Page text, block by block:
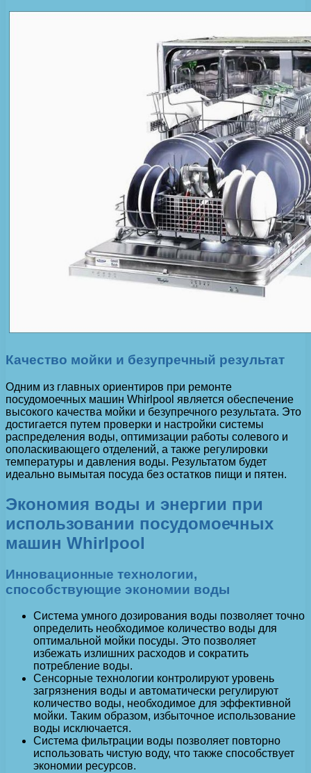
Качество мойки и безупречный результат
Одним из главных ориентиров при ремонте
посудомоечных машин Whirlpool является обеспечение
высокого качества мойки и безупречного результата. Это
достигается путем проверки и настройки системы
распределения воды, оптимизации работы солевого и
ополаскивающего отделений, а также регулировки
температуры и давления воды. Результатом будет
идеально вымытая посуда без остатков пищи и пятен.
Экономия воды и энергии при
использовании посудомоечных
машин Whirlpool
Инновационные технологии,
способствующие экономии воды
Система умного дозирования воды позволяет точно
определить необходимое количество воды для
оптимальной мойки посуды. Это позволяет
избежать излишних расходов и сократить
потребление воды.
Сенсорные технологии контролируют уровень
загрязнения воды и автоматически регулируют
количество воды, необходимое для эффективной
мойки. Таким образом, избыточное использование
воды исключается.
Система фильтрации воды позволяет повторно
использовать чистую воду, что также способствует
экономии ресурсов.